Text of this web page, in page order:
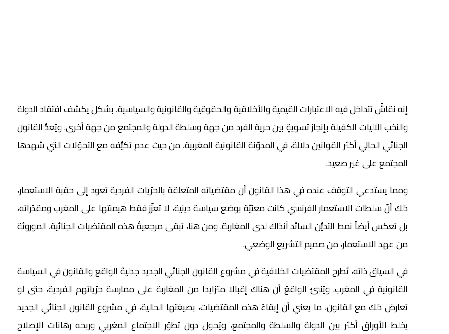
إنه نقاشٌ تتداخل فيه الاعتبارات القيمية والأخلاقية والحقوقية والقانونية والسياسية، بشكل يكشف افتقاد الدولة
والنخب الآليات الكفيلة بإنجاز تسويةٍ بين حرية الفرد من جهة وسلطة الدولة والمجتمع من جهة أخرى. ويُعدُّ القانون
الجنائي الحالي أكثر القوانين دلالة، في المدوّنة القانونية المغربية، من حيث عدم تكيُّفه مع التحوّلات التي شهدها
المجتمع على غير صعيد.
ومما يستدعي التوقف عنده في هذا القانون أن مقتضياته المتعلقة بالحرّيات الفردية تعود إلى حقبة الاستعمار،
ذلك أنّ سلطات الاستعمار الفرنسي كانت معنيّة بوضع سياسة دينية، لا تعزّز فقط هيمنتها على المغرب ومقدّراته،
بل تعكس أيضاً نمط التديُّن السائد آنذاك لدى المغاربة. ومن هنا، تبقى مرجعيةُ هذه المقتضيات الجنائية، الموروثة
من عهد الاستعمار، من صميم التشريع الوضعي.
في السياق ذاته، تَطرح المقتضيات الخلافية في مشروع القانون الجنائي الجديد جدليةَ الواقع والقانون في السياسة
القانونية في المغرب. ويُنبئ الواقعُ أن هناك إقبالا متزايدا من المغاربة على ممارسة حرّياتهم الفردية، حتى لو
تعارض ذلك مع القانون، ما يعني أن إبقاءَ هذه المقتضيات، بصيغتها الحالية، في مشروع القانون الجنائي الجديد
يخلط الأوراق أكثر بين الدولة والسلطة والمجتمع، ويَحول دون تطوّر الاجتماع المغربي وربحه رهانات الإصلاح